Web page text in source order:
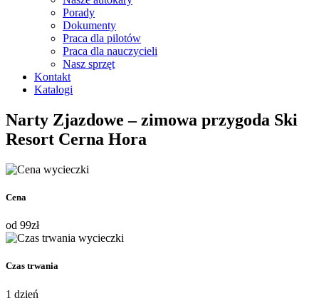
Porady
Dokumenty
Praca dla pilotów
Praca dla nauczycieli
Nasz sprzęt
Kontakt
Katalogi
Narty Zjazdowe – zimowa przygoda Ski
Resort Cerna Hora
Cena
od 99zł
Czas trwania
1 dzień